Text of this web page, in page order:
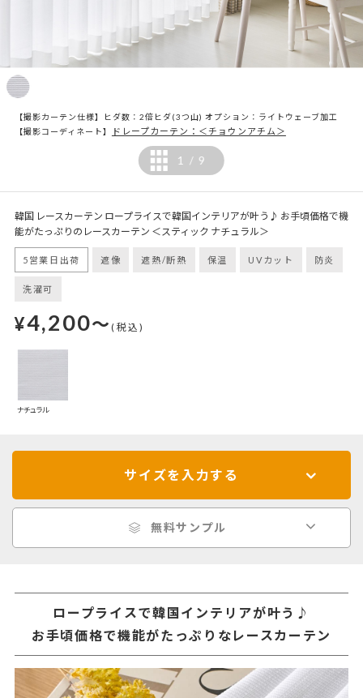
【撮影カーテン仕様】ヒダ数：2倍ヒダ(3つ山) オプション：ライトウェーブ加工
【撮影コーディネート】
ドレープカーテン：＜チョウンアチム＞
1 / 9
韓国 レースカーテン ロープライスで韓国インテリアが叶う♪ お手頃価格で機
能がたっぷりのレースカーテン ＜スティック ナチュラル＞
5営業日出荷 遮像 遮熱/断熱 保温 UVカット 防炎
洗濯可
¥4,200～(税込)
ナチュラル
サイズを入力する
無料サンプル
ロープライスで韓国インテリアが叶う♪
お手頃価格で機能がたっぷりなレースカーテン